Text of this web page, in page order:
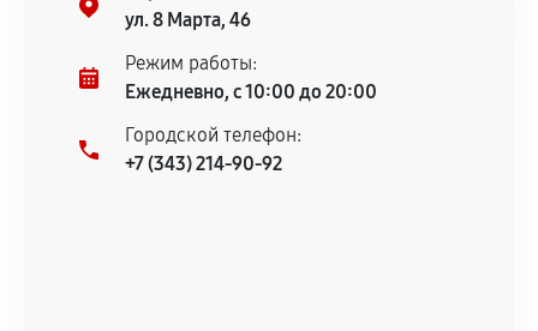
техническим параметрам и не имеют внешних
дефектов.
Установка была выполнена нашим сервисным
центром.
При этом гарантия на сами комплектующие
остается на стороне производителя или
ул. 8 Марта, 46
Режим работы:
Ежедневно, с 10:00 до 20:00
Городской телефон:
+7 (343) 214-90-92